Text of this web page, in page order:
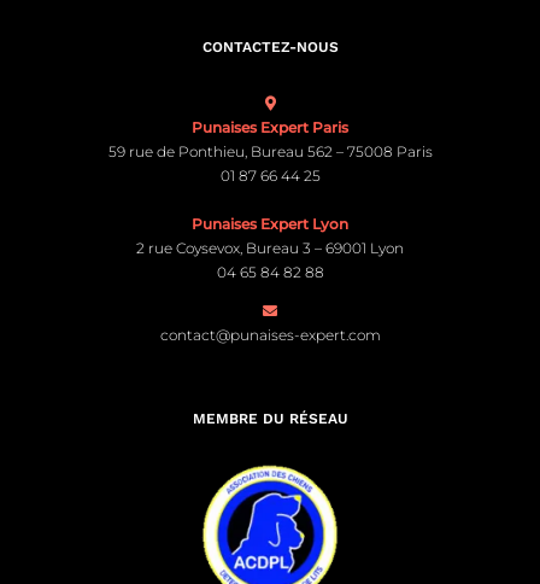
CONTACTEZ-NOUS
Punaises Expert Paris
59 rue de Ponthieu, Bureau 562 – 75008 Paris
01 87 66 44 25
Punaises Expert Lyon
2 rue Coysevox, Bureau 3 – 69001 Lyon
04 65 84 82 88
contact@punaises-expert.com
MEMBRE DU RÉSEAU